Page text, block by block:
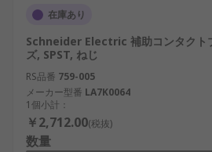
ー設備や物流センターの監視
されます。
安全性の向上：異常時には補
警報や緊急停止を作動させる
力発電システムや鉄道制御に
省エネルギー性：回路の効率
エネルギー消費を削減し、
在庫あり
Schneider Electric 補助コンタクト
ズ, SPST, ねじ
RS品番 759-005
メーカー型番 LA7K0064
1個小計：
￥2,712.00(税抜)
数量